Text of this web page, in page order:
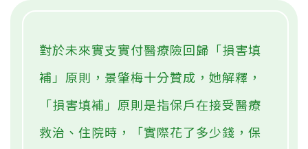
對於未來實支實付醫療險回歸「損害填
補」原則，景肇梅十分贊成，她解釋，
「損害填補」原則是指保戶在接受醫療
救治、住院時，「實際花了多少錢，保